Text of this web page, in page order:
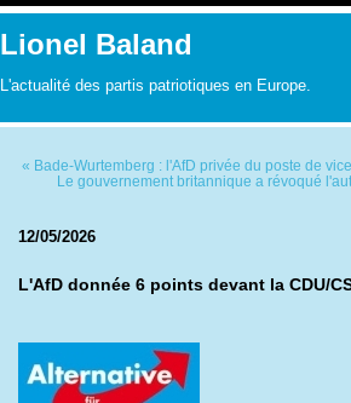
Lionel Baland
L'actualité des partis patriotiques en Europe.
« Bade-Wurtemberg : l'AfD privée du poste de
Le gouvernement britannique a révoqué
12/05/2026
L'AfD donnée 6 points devant la CDU/